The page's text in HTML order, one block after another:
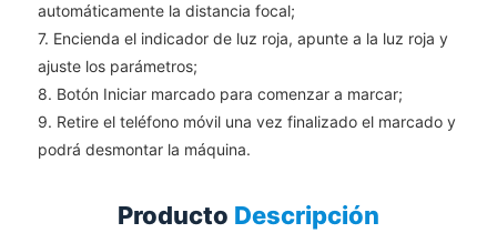
automáticamente la distancia focal;
7. Encienda el indicador de luz roja, apunte a la luz roja y
ajuste los parámetros;
8. Botón Iniciar marcado para comenzar a marcar;
9. Retire el teléfono móvil una vez finalizado el marcado y
podrá desmontar la máquina.
Producto Descripción